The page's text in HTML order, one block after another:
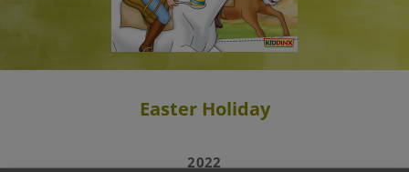
Easter Holiday
2022